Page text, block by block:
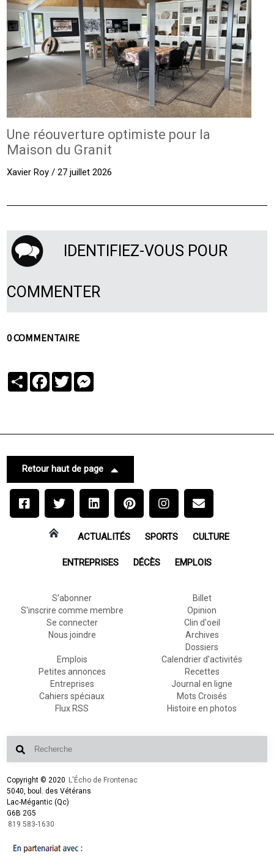
Une réouverture optimiste pour la
Maison du Granit
Xavier Roy / 27 juillet 2026
IDENTIFIEZ-VOUS POUR
COMMENTER
0 COMMENTAIRE
PartagerFacebook
Twitter
Retour haut de page
ACTUALITÉS SPORTS CULTURE
ENTREPRISES DÉCÈS EMPLOIS
S'abonner
S'inscrire comme membre
Se connecter
Nous joindre
Billet
Opinion
Clin d'oeil
Archives
Dossiers
Emplois
Petites annonces
Entreprises
Cahiers spéciaux
Flux RSS
Calendrier d'activités
Recettes
Journal en ligne
Mots Croisés
Histoire en photos
Copyright © 2020 L'Écho de Frontenac
5040, boul. des Vétérans
Lac-Mégantic (Qc)
G6B 2G5
819 583-1630